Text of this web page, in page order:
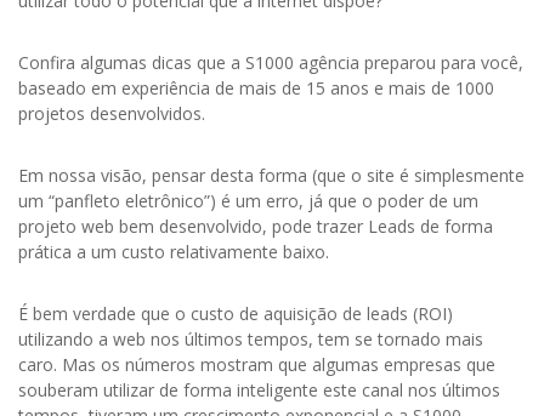
Confira algumas dicas que a S1000 agência preparou para você,
baseado em experiência de mais de 15 anos e mais de 1000
projetos desenvolvidos.
Em nossa visão, pensar desta forma (que o site é simplesmente
um “panfleto eletrônico”) é um erro, já que o poder de um
projeto web bem desenvolvido, pode trazer Leads de forma
prática a um custo relativamente baixo.
É bem verdade que o custo de aquisição de leads (ROI)
utilizando a web nos últimos tempos, tem se tornado mais
caro. Mas os números mostram que algumas empresas que
souberam utilizar de forma inteligente este canal nos últimos